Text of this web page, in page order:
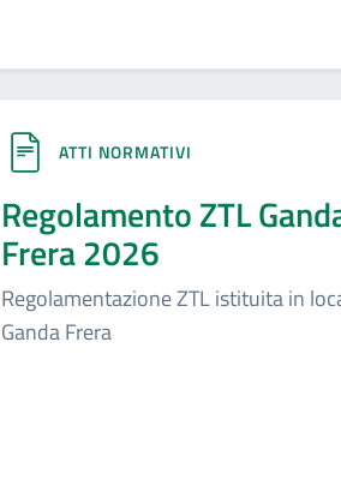
ATTI NORMATIVI
Regolamento ZTL
Frera 2026
Regolamentazione ZTL istituita in
Ganda Frera